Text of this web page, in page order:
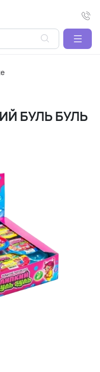
БУЛЬ БУЛЬ